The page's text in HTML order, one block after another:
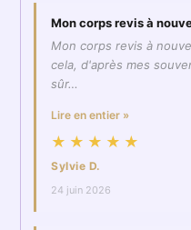
Mon corps revis à
Mon corps revis à
cela, d'après mes
sûr…
Lire en entier »
★★★★★
Sylvie D.
24 juin 2026